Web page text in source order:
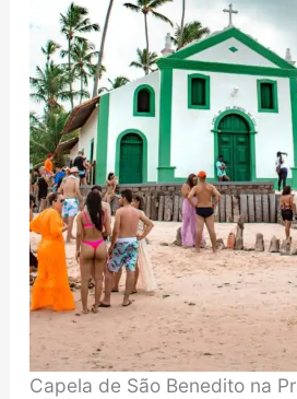
Capela de São Benedito na